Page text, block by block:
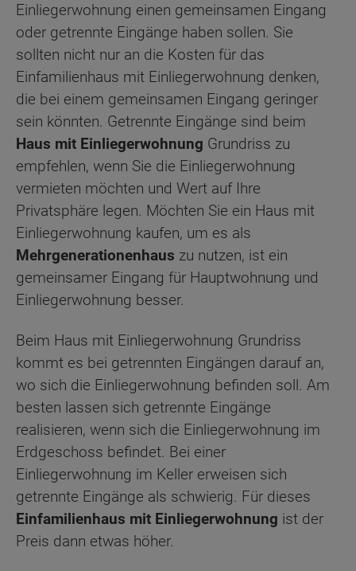
Einliegerwohnung einen gemeinsamen Eingang
oder getrennte Eingänge haben sollen. Sie
sollten nicht nur an die Kosten für das
Einfamilienhaus mit Einliegerwohnung denken,
die bei einem gemeinsamen Eingang geringer
sein könnten. Getrennte Eingänge sind beim
Haus mit Einliegerwohnung Grundriss zu
empfehlen, wenn Sie die Einliegerwohnung
vermieten möchten und Wert auf Ihre
Privatsphäre legen. Möchten Sie ein Haus mit
Einliegerwohnung kaufen, um es als
Mehrgenerationenhaus zu nutzen, ist ein
gemeinsamer Eingang für Hauptwohnung und
Einliegerwohnung besser.
Beim Haus mit Einliegerwohnung Grundriss
kommt es bei getrennten Eingängen darauf an,
wo sich die Einliegerwohnung befinden soll. Am
besten lassen sich getrennte Eingänge
realisieren, wenn sich die Einliegerwohnung im
Erdgeschoss befindet. Bei einer
Einliegerwohnung im Keller erweisen sich
getrennte Eingänge als schwierig. Für dieses
Einfamilienhaus mit Einliegerwohnung ist der
Preis dann etwas höher.